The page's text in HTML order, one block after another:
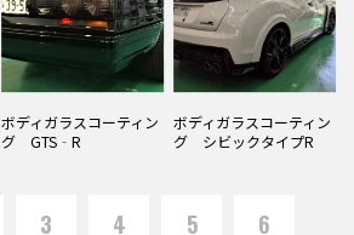
ボディガラスコーティン
グ GTS‐R
ボディガラスコーティン
グ シビックタイプR
3 4 5 6